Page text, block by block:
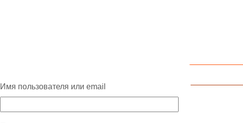
скидку
Имя пользователя или email